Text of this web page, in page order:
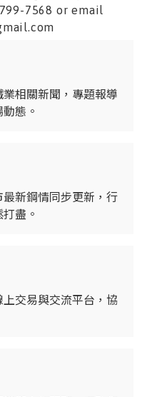
7568 or email
相關新聞，專題報導
態。
新鋼情同步更新，行
盡。
交易與交流平台，協